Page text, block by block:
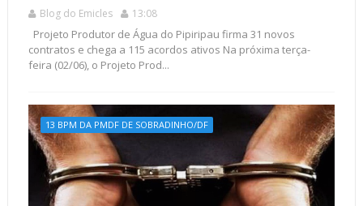
Blog do Emicles 13:08
Projeto Produtor de Água do Pipiripau firma 31 novos
contratos e chega a 115 acordos ativos Na próxima terça-
feira (02/06), o Projeto Prod...
13 BPM DA PMDF DE SOBRADINHO/DF